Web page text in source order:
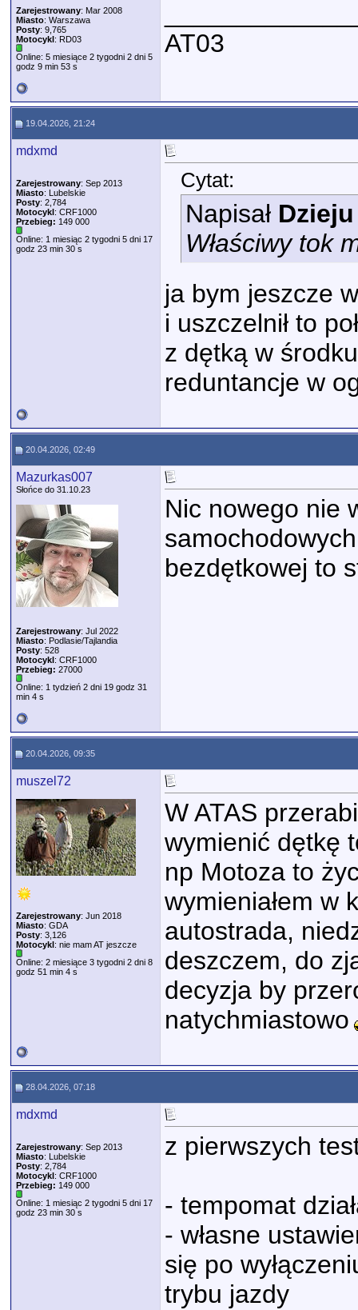
Zarejestrowany: Mar 2008
Miasto: Warszawa
Posty: 9,765
Motocykl: RD03
Online: 5 miesiące 2 tygodni 2 dni 5
godz 9 min 53 s
AT03
19.04.2026, 21:24
mdxmd
Zarejestrowany: Sep 2013
Miasto: Lubelskie
Posty: 2,784
Motocykl: CRF1000
Przebieg: 149 000
Online: 1 miesiąc 2 tygodni 5 dni 17
godz 23 min 30 s
Cytat:
Napisał Dzieju
Właściwy tok
ja bym jeszcze
i uszczelnił to
z dętką w
reduntancje w
20.04.2026, 02:49
Mazurkas007
Słońce do 31.10.23
Zarejestrowany: Jul 2022
Miasto: Podlasie/Tajlandia
Posty: 528
Motocykl: CRF1000
Przebieg: 27000
Online: 1 tydzień 2 dni 19 godz 31
min 4 s
Nic nowego nie
bezdętkowej to
20.04.2026, 09:35
muszel72
Zarejestrowany: Jun 2018
Miasto: GDA
Posty: 3,126
Motocykl: nie mam AT jeszcze
Online: 2 miesiące 3 tygodni 2 dni 8
godz 51 min 4 s
W ATAS
wymienić dętkę
np Motoza to
wymieniałem w
autostrada,
deszczem, do
decyzja by
natychmiastowo
28.04.2026, 07:18
mdxmd
Zarejestrowany: Sep 2013
Miasto: Lubelskie
Posty: 2,784
Motocykl: CRF1000
Przebieg: 149 000
Online: 1 miesiąc 2 tygodni 5 dni 17
godz 23 min 30 s
z pierwszych
- tempomat
- własne
się po
trybu jazdy